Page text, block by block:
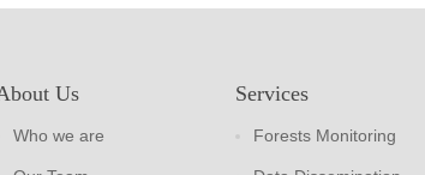
Us
Who we are
Services
Forests Monitoring